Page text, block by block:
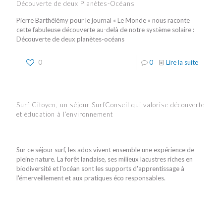
Découverte de deux Planètes-Océans
Pierre Barthélémy pour le journal « Le Monde » nous raconte
cette fabuleuse découverte au-delà de notre système solaire :
Découverte de deux planètes-océans
0 0 Lire la suite
Surf Citoyen, un séjour SurfConseil qui valorise découverte
et éducation à l’environnement
Sur ce séjour surf, les ados vivent ensemble une expérience de
pleine nature. La forêt landaise, ses milieux lacustres riches en
biodiversité et l'océan sont les supports d'apprentissage à
l'émerveillement et aux pratiques éco responsables.